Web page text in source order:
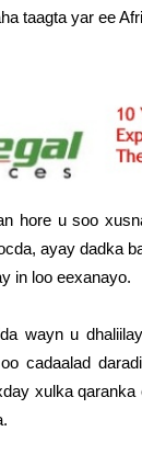
taagta yar ee
hore u soo
ayay dadka
in loo eexanayo.
wayn u
cadaalad
xulka